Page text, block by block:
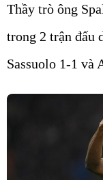
Thầy trò ông
trong 2 trận đấu
Sassuolo 1-1 và